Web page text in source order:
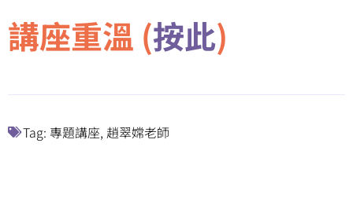
講座重溫 (按此)
Tag: 專題講座, 趙翠嫦老師